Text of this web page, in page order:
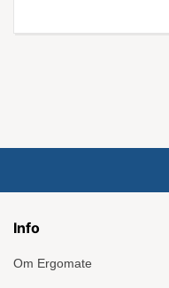
Info
Om Ergomate